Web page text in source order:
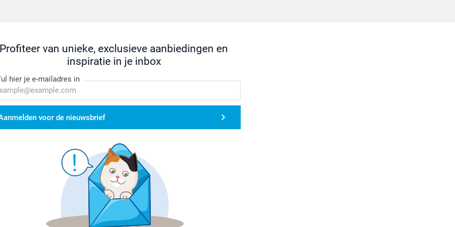
Profiteer van unieke, exclusieve aanbiedingen en
inspiratie in je inbox
hier je e-mailadres in
voor de nieuwsbrief